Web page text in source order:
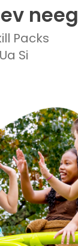
neeg
Packs
Si